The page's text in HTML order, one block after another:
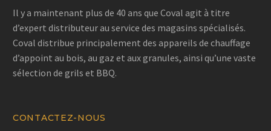
Il y a maintenant plus de 40 ans que Coval agit à titre
d’expert distributeur au service des magasins spécialisés.
Coval distribue principalement des appareils de chauffage
d’appoint au bois, au gaz et aux granules, ainsi qu’une vaste
sélection de grils et BBQ.
CONTACTEZ-NOUS